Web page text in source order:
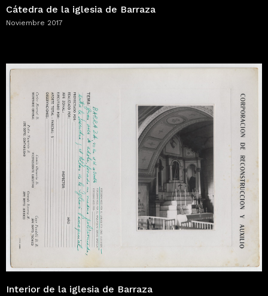
Cátedra de la iglesia de Barraza
Noviembre 2017
Interior de la iglesia de Barraza